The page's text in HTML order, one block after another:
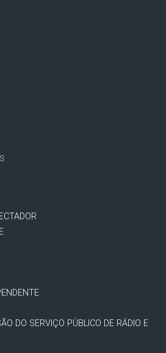
DO SERVIÇO PÚBLICO DE RÁDIO E